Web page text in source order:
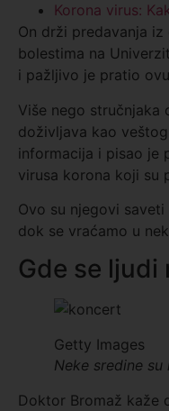
Korona virus:
On drži predavanja
bolestima na
i pažljivo je pratio
Više nego stručnjaka
doživljava kao
informacija i pisao je
virusa korona koji su
Ovo su njegovi
dok se vraćamo u
Gde se ljudi
Getty Images
Neke sredine su
Doktor Bromaž kaže